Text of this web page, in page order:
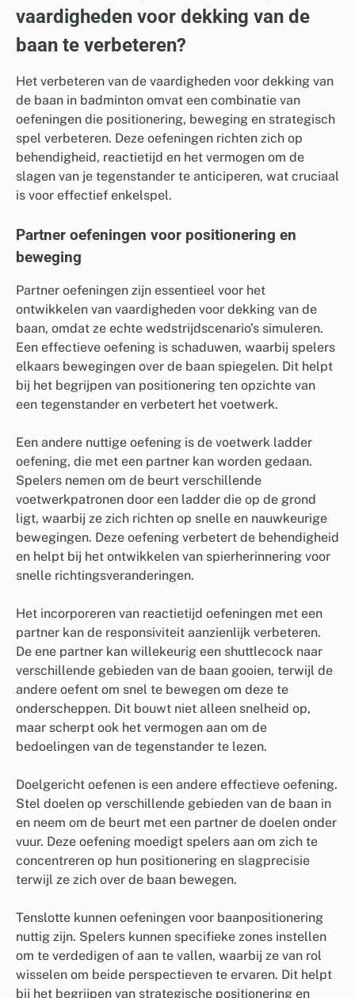
vaardigheden voor dekking van de
baan te verbeteren?
Het verbeteren van de vaardigheden voor dekking van
de baan in badminton omvat een combinatie van
oefeningen die positionering, beweging en strategisch
spel verbeteren. Deze oefeningen richten zich op
behendigheid, reactietijd en het vermogen om de
slagen van je tegenstander te anticiperen, wat cruciaal
is voor effectief enkelspel.
Partner oefeningen voor positionering en
beweging
Partner oefeningen zijn essentieel voor het
ontwikkelen van vaardigheden voor dekking van de
baan, omdat ze echte wedstrijdscenario’s simuleren.
Een effectieve oefening is schaduwen, waarbij spelers
elkaars bewegingen over de baan spiegelen. Dit helpt
bij het begrijpen van positionering ten opzichte van
een tegenstander en verbetert het voetwerk.
Een andere nuttige oefening is de voetwerk ladder
oefening, die met een partner kan worden gedaan.
Spelers nemen om de beurt verschillende
voetwerkpatronen door een ladder die op de grond
ligt, waarbij ze zich richten op snelle en nauwkeurige
bewegingen. Deze oefening verbetert de behendigheid
en helpt bij het ontwikkelen van spierherinnering voor
snelle richtingsveranderingen.
Het incorporeren van reactietijd oefeningen met een
partner kan de responsiviteit aanzienlijk verbeteren.
De ene partner kan willekeurig een shuttlecock naar
verschillende gebieden van de baan gooien, terwijl de
andere oefent om snel te bewegen om deze te
onderscheppen. Dit bouwt niet alleen snelheid op,
maar scherpt ook het vermogen aan om de
bedoelingen van de tegenstander te lezen.
Doelgericht oefenen is een andere effectieve oefening.
Stel doelen op verschillende gebieden van de baan in
en neem om de beurt met een partner de doelen onder
vuur. Deze oefening moedigt spelers aan om zich te
concentreren op hun positionering en slagprecisie
terwijl ze zich over de baan bewegen.
Tenslotte kunnen oefeningen voor baanpositionering
nuttig zijn. Spelers kunnen specifieke zones instellen
om te verdedigen of aan te vallen, waarbij ze van rol
wisselen om beide perspectieven te ervaren. Dit helpt
bij het begrijpen van strategische positionering en